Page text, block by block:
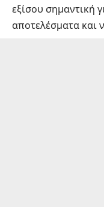
εξίσου σημαντική
αποτελέσματα και